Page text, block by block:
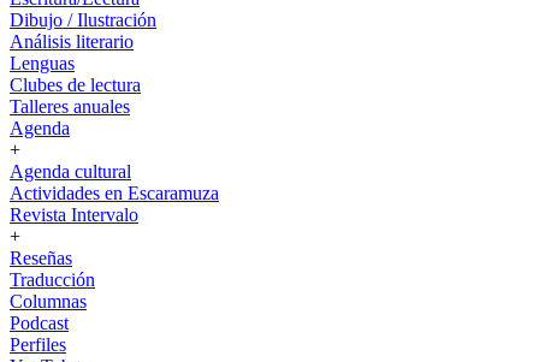
Dibujo / Ilustración
Análisis literario
Lenguas
Clubes de lectura
Talleres anuales
Agenda
+
Agenda cultural
Actividades en Escaramuza
Revista Intervalo
+
Reseñas
Traducción
Columnas
Podcast
Perfiles